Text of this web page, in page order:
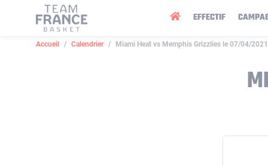
EFFECTIF
Accueil Calendrier Miami Heat vs Memphis Grizzlies le 07/04/2021
Panneau de gestion des cookies